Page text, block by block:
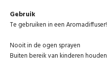
Gebruik
Te gebruiken in een Aromadiffuser!
Nooit in de ogen sprayen
Buiten bereik van kinderen houden